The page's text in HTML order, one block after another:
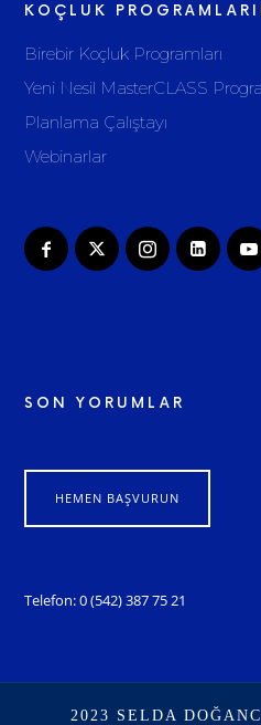
KOÇLUK
Birebir Koçluk Programları
Yeni Nesil MasterCLASS
Planlama Çalıştayı
Webinarlar
SON YORUMLAR
HEMEN BAŞVURUN
Telefon: 0 (542) 387 75 21
2023 SELDA